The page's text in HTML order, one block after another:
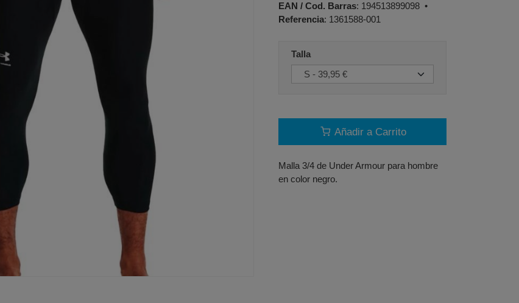
EAN / Cod. Barras: 194513899098•
Referencia: 1361588-001
Talla
Añadir a Carrito
Malla 3/4 de Under Armour para hombre
en color negro.